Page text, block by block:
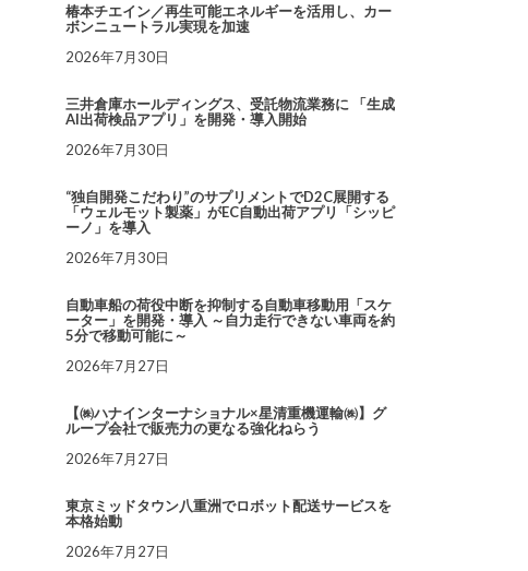
椿本チエイン／再生可能エネルギーを活用し、カー
ボンニュートラル実現を加速
2026年7月30日
三井倉庫ホールディングス、受託物流業務に 「生成
AI出荷検品アプリ」を開発・導入開始
2026年7月30日
“独自開発こだわり”のサプリメントでD2C展開する
「ウェルモット製薬」がEC自動出荷アプリ「シッピ
ーノ」を導入
2026年7月30日
自動車船の荷役中断を抑制する自動車移動用「スケ
ーター」を開発・導入 ～自力走行できない車両を約
5分で移動可能に～
2026年7月27日
【㈱ハナインターナショナル×星清重機運輸㈱】グ
ループ会社で販売力の更なる強化ねらう
2026年7月27日
東京ミッドタウン八重洲でロボット配送サービスを
本格始動
2026年7月27日